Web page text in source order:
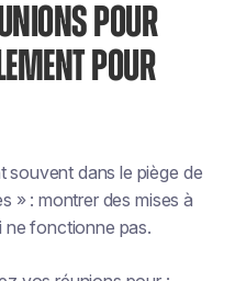
POUR
POUR
souvent dans le piège de
» : montrer des mises à
ne fonctionne pas.